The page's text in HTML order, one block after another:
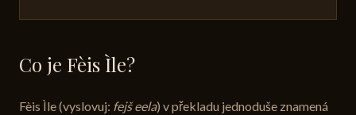
Co je Fèis Ìle?
Fèis Ìle (vyslovuj: fejš eela) v překladu jednoduše znamená